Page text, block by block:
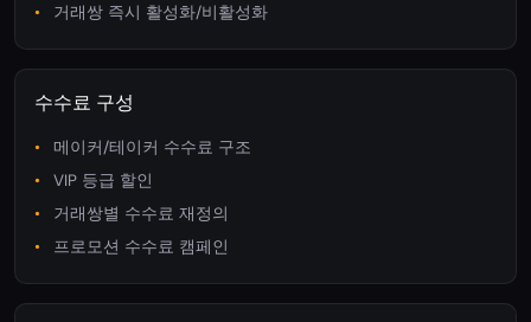
거래쌍 즉시 활성화/비활성화
수수료 구성
메이커/테이커 수수료 구조
VIP 등급 할인
거래쌍별 수수료 재정의
프로모션 수수료 캠페인